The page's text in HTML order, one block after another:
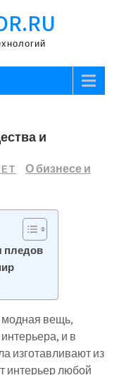
и
О бизнесе и
пледов
модная вещь,
и в
изготавливают из
интерьер любой